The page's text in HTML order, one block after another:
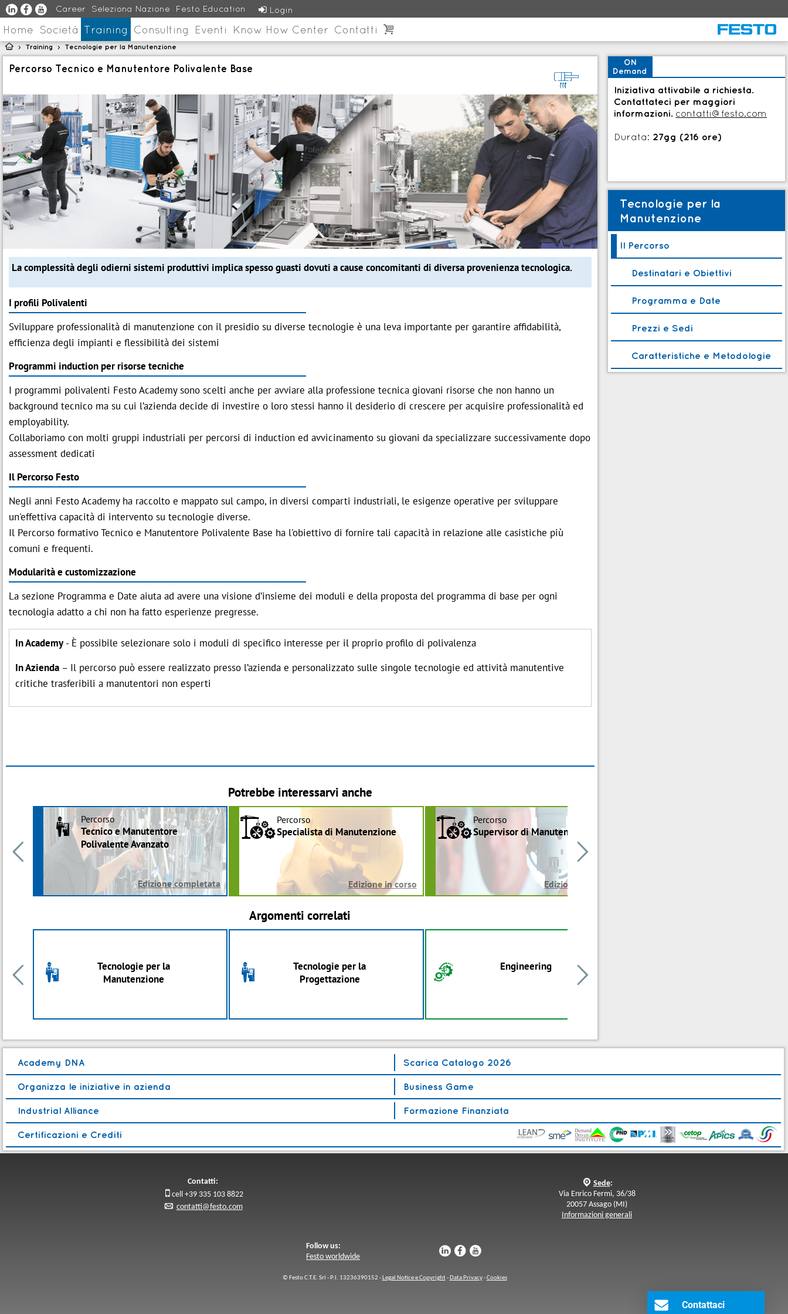
u s v Career Seleziona Nazione Festo Education  Login
Home Società Training Consulting Eventi Know How Center Contatti 
 > Training > Tecnologie per la Manutenzione
Percorso Tecnico e Manutentore Polivalente Base 5
La complessità degli odierni sistemi produttivi implica spesso guasti dovuti a cause concomitanti di diversa provenienza tecnologica.
I profili Polivalenti
Sviluppare professionalità di manutenzione con il presidio su diverse tecnologie è una leva importante per garantire affidabilità,
efficienza degli impianti e flessibilità dei sistemi
Programmi induction per risorse tecniche
I programmi polivalenti Festo Academy sono scelti anche per avviare alla professione tecnica giovani risorse che non hanno un
background tecnico ma su cui l’azienda decide di investire o loro stessi hanno il desiderio di crescere per acquisire professionalità ed
employability.
Collaboriamo con molti gruppi industriali per percorsi di induction ed avvicinamento su giovani da specializzare successivamente dopo
assessment dedicati
Il Percorso Festo
Negli anni Festo Academy ha raccolto e mappato sul campo, in diversi comparti industriali, le esigenze operative per sviluppare
un'effettiva capacità di intervento su tecnologie diverse.
Il Percorso formativo Tecnico e Manutentore Polivalente Base ha l'obiettivo di fornire tali capacità in relazione alle casistiche più
comuni e frequenti.
Modularità e customizzazione
La sezione Programma e Date aiuta ad avere una visione d’insieme dei moduli e della proposta del programma di base per ogni
tecnologia adatto a chi non ha fatto esperienze pregresse.
In Academy- È possibile selezionare solo i moduli di specifico interesse per il proprio profilo di polivalenza
In Azienda – Il percorso può essere realizzato presso l’azienda e personalizzato sulle singole tecnologie ed attività manutentive
critiche trasferibili a manutentori non esperti
Potrebbe interessarvi anche

3 Percorso
Tecnico e Manutentore
Polivalente Avanzato
Edizione completata
aPercorso
Specialista di Manutenzione
Edizione in corso
aPercorso
Supervisor di Manutenzione
Edizione in corso

Argomenti correlati
 3
Tecnologie per la
Manutenzione
3
Tecnologie per la
Progettazione
E Engineering 
ON
Demand
Iniziativa attivabile a richiesta.
Contattateci per maggiori
informazioni. contatti@festo.com
Durata: 27gg (216 ore)
Tecnologie per la
Manutenzione
Il Percorso
Destinatari e Obiettivi
Programma e Date
Prezzi e Sedi
Caratteristiche e Metodologie
Academy DNA Scarica Catalogo 2026
Organizza le iniziative in azienda Business Game
Industrial Alliance Formazione Finanziata
Certificazioni e Crediti
Contatti:
 cell +39 335 103 8822
p contatti@festo.com
q Sede:
Via Enrico Fermi, 36/38
20057 Assago (MI)
Informazioni generali
Follow us: u s v
Festo worldwide
© Festo C.T.E. Srl - P.I. 13236390152 -Legal Notice e Copyright-Data Privacy-Cookies
Contattaci